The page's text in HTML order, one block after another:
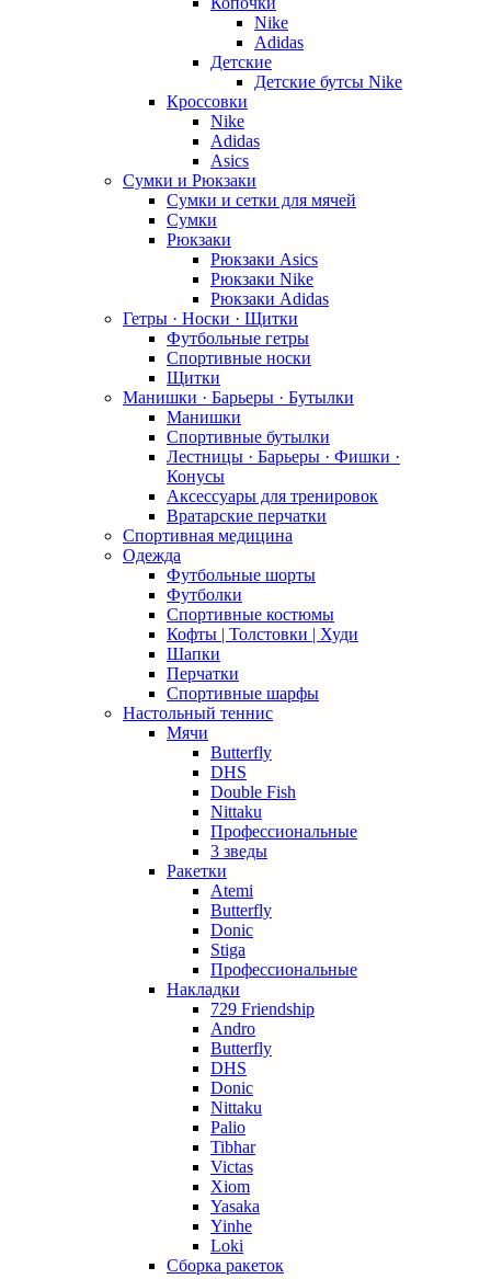
Nike
Adidas
Детские
Детские бутсы Nike
Кроссовки
Nike
Adidas
Asics
Сумки и Рюкзаки
Сумки и сетки для мячей
Сумки
Рюкзаки
Рюкзаки Asics
Рюкзаки Nike
Рюкзаки Adidas
Гетры · Носки · Щитки
Футбольные гетры
Спортивные носки
Щитки
Манишки · Барьеры · Бутылки
Манишки
Спортивные бутылки
Лестницы · Барьеры · Фишки ·
Конусы
Аксессуары для тренировок
Вратарские перчатки
Спортивная медицина
Одежда
Футбольные шорты
Футболки
Спортивные костюмы
Кофты | Толстовки | Худи
Шапки
Перчатки
Спортивные шарфы
Настольный теннис
Мячи
Butterfly
DHS
Double Fish
Nittaku
Профессиональные
3 зведы
Ракетки
Atemi
Butterfly
Donic
Stiga
Профессиональные
Накладки
729 Friendship
Andro
Butterfly
DHS
Donic
Nittaku
Palio
Tibhar
Victas
Xiom
Yasaka
Yinhe
Loki
Сборка ракеток